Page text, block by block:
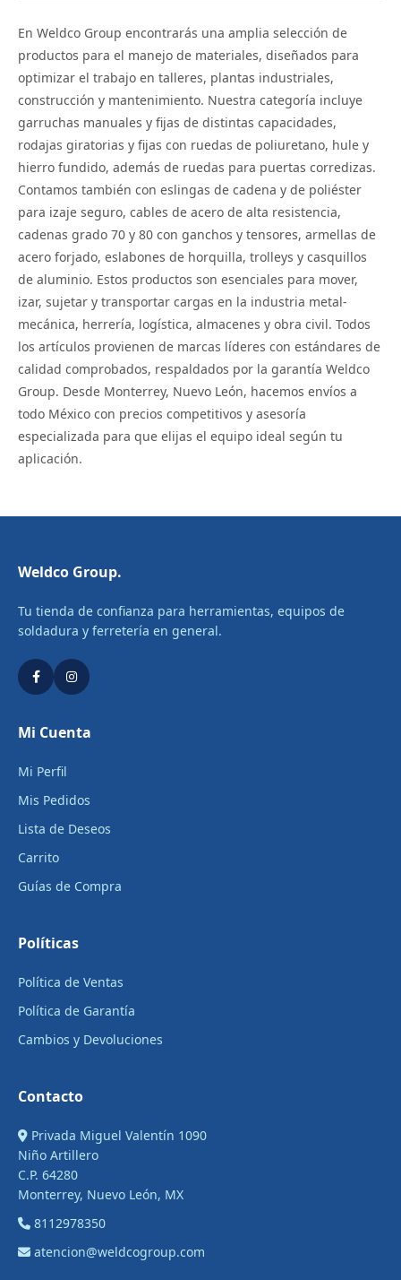
En Weldco Group encontrarás una amplia selección de
productos para el manejo de materiales, diseñados para
optimizar el trabajo en talleres, plantas industriales,
construcción y mantenimiento. Nuestra categoría incluye
garruchas manuales y fijas de distintas capacidades,
rodajas giratorias y fijas con ruedas de poliuretano, hule y
hierro fundido, además de ruedas para puertas corredizas.
Contamos también con eslingas de cadena y de poliéster
para izaje seguro, cables de acero de alta resistencia,
cadenas grado 70 y 80 con ganchos y tensores, armellas de
acero forjado, eslabones de horquilla, trolleys y casquillos
de aluminio. Estos productos son esenciales para mover,
izar, sujetar y transportar cargas en la industria metal-
mecánica, herrería, logística, almacenes y obra civil. Todos
los artículos provienen de marcas líderes con estándares de
calidad comprobados, respaldados por la garantía Weldco
Group. Desde Monterrey, Nuevo León, hacemos envíos a
todo México con precios competitivos y asesoría
especializada para que elijas el equipo ideal según tu
aplicación.
Weldco Group.
Tu tienda de confianza para herramientas, equipos de
soldadura y ferretería en general.
Mi Cuenta
Mi Perfil
Mis Pedidos
Lista de Deseos
Carrito
Guías de Compra
Políticas
Política de Ventas
Política de Garantía
Cambios y Devoluciones
Contacto
Privada Miguel Valentín 1090
Niño Artillero
C.P. 64280
Monterrey, Nuevo León, MX
8112978350
atencion@weldcogroup.com